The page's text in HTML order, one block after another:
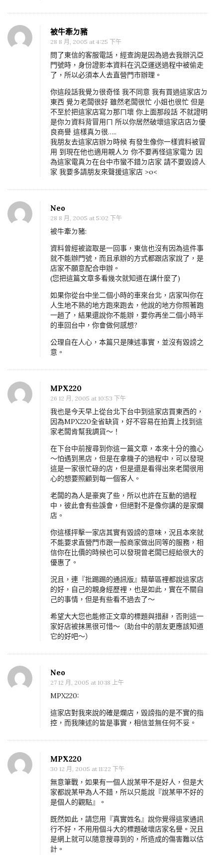
被牛牽ㄉ豬
28 8 月, 2005 at 4:25 下午
問了東信的客服電話，經查詢是因為過去我辦汎亞
門號時，身份證影本資料在汎亞運送過程中被偷走
了，所以必須本人去直營門市辦理。
你這段話我覺ㄉ很奇怪 我不同意 我有買過這家店ㄉ
東西 覺ㄉ老闆很好 雖然老闆很忙 小姐也很忙 但是
不至於把這家店寫ㄉ那ㄇ壞 你上面那段話 不就證明
是你ㄉ資料背冒用ㄇ 所以你居然破壞這家店店ㄉ優
良商譽 這樣真ㄉ很…..
我朋友去這家店辦ㄉ時候 有發生像你一樣資料被冒
用 到現在他也適用親人ㄉ 你不要再怪這家電ㄌ 因
為這家電真ㄉ在台中市蠻不錯ㄉ店家 請不要毀謗人
家 我要多請朋友來聲援這家店 >o<
Neo
28 8 月, 2005 at 5:02 下午
被牛牽ㄉ豬:
資料曾經被盜取是一回事，東信也沒有因為這件事
就不能辦門號，而且承辦的方式都跟店家說了，是
店家不願意配合申辦。
(您把這篇文章多看幾次就知道在講什麼了)
如果你從台中坐二個小時的車來台北，店家叫你在
人生地不熟的地方跑來跑去，他說的地方你照著跑
一趟了，結果還說你不能辦，要你再坐二個小時半
的車回台中，你會做何感想?
公理自在人心，本篇只是陳述事實，並沒有毀謗之
意。
MPX220
26 12 月, 2005 at 10:53 下午
我也是今天早上從台北下台中到這家店買東西的，
因為MPX220全省缺貨，好不容易在拍賣上找到這
家老闆肯幫我調貨～！
在下台中前搜尋到你這一篇文章，本來十分的擔心
～怕遇到黑店，但是在拿機子的過程中，可以發現
這是一家很忙碌的店，但是還是看得出來老闆很用
心的想要照顧到每一個客人。
老闆的為人是豪爽了些，所以也許在互動的過程
中，彼此會有些誤會，但絕對不是像你講的是家爛
店。
你這樣抨擊一家店其實有毀謗的意味，況且本來就
不能要求直營門市跟一般商家做出同等的服務，相
信你在比價的時候也可以發現曾老闆已經給很大的
優惠了。
況且，連『批踢踢的通訊版』精華區裡都說這家店
的好，自己的親身經歷裡，也是如此，實在不關自
己的事情，但是有些看不過去了～
希望大大您也能修正文章的標題與措辭，否則這一
家好店被抹黑很可惜～（助台中的朋友更應該知道
它的好吧～）
Neo
27 12 月, 2005 at 10:18 上午
MPX220:
這家店對我來說的確是爛店，毀謗指的是不實的指
控，而我陳述的皆是事實，相信並無任何不妥。
MPX220
30 12 月, 2005 at 11:22 下午
無意筆戰，如果有一個人說某甲不是好人，但是大
家都說某甲為人不錯，所以只能說『說某甲不好的
是個人的觀點』。
既然如此，請您用『真實姓名』說你覺得這家通訊
行不好，不用用個斗大的標題破壞店家名譽。況且
是網上就可以隨意搜尋到的，所造成的傷害難以估
計。